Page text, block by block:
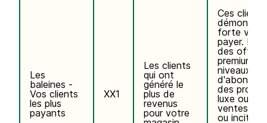
Les
baleines -
Vos clients
les plus
payants
XX1
Les clients
qui ont
généré le
plus de
revenus
pour votre
Ces
démontré
forte
payer.
des offres
premium,
niveaux
des
luxe ou des
ventes
ou